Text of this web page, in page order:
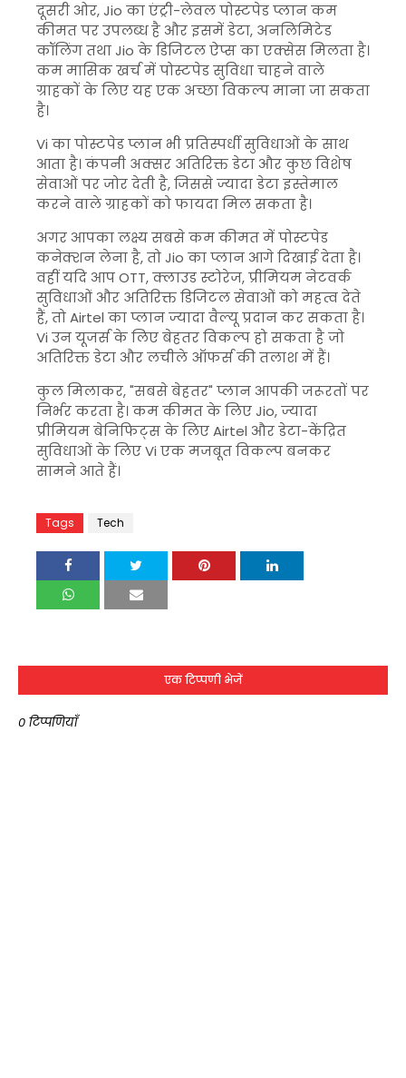
दूसरी ओर, Jio का एंट्री-लेवल पोस्टपेड प्लान कम
कीमत पर उपलब्ध है और इसमें डेटा, अनलिमिटेड
कॉलिंग तथा Jio के डिजिटल ऐप्स का एक्सेस मिलता है।
कम मासिक खर्च में पोस्टपेड सुविधा चाहने वाले
ग्राहकों के लिए यह एक अच्छा विकल्प माना जा सकता
है।
Vi का पोस्टपेड प्लान भी प्रतिस्पर्धी सुविधाओं के साथ
आता है। कंपनी अक्सर अतिरिक्त डेटा और कुछ विशेष
सेवाओं पर जोर देती है, जिससे ज्यादा डेटा इस्तेमाल
करने वाले ग्राहकों को फायदा मिल सकता है।
अगर आपका लक्ष्य सबसे कम कीमत में पोस्टपेड
कनेक्शन लेना है, तो Jio का प्लान आगे दिखाई देता है।
वहीं यदि आप OTT, क्लाउड स्टोरेज, प्रीमियम नेटवर्क
सुविधाओं और अतिरिक्त डिजिटल सेवाओं को महत्व देते
हैं, तो Airtel का प्लान ज्यादा वैल्यू प्रदान कर सकता है।
Vi उन यूजर्स के लिए बेहतर विकल्प हो सकता है जो
अतिरिक्त डेटा और लचीले ऑफर्स की तलाश में हैं।
कुल मिलाकर, "सबसे बेहतर" प्लान आपकी जरूरतों पर
निर्भर करता है। कम कीमत के लिए Jio, ज्यादा
प्रीमियम बेनिफिट्स के लिए Airtel और डेटा-केंद्रित
सुविधाओं के लिए Vi एक मजबूत विकल्प बनकर
सामने आते हैं।
Tags Tech
एक टिप्पणी भेजें
0 टिप्पणियाँ